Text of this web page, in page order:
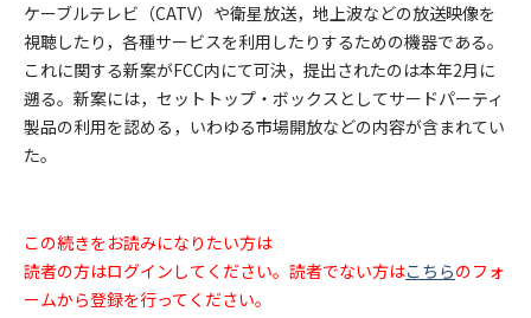
ケーブルテレビ（CATV）や衛星放送，地上波などの放送映像を
視聴したり，各種サービスを利用したりするための機器である。
これに関する新案がFCC内にて可決，提出されたのは本年2月に
遡る。新案には，セットトップ・ボックスとしてサードパーティ
製品の利用を認める，いわゆる市場開放などの内容が含まれてい
た。
この続きをお読みになりたい方は
読者の方はログインしてください。読者でない方はこちらのフォ
ームから登録を行ってください。